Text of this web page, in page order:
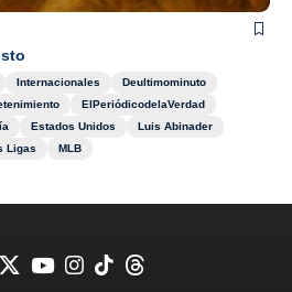
Internacionales
Deultimominuto
ElPeriódicodelaVerdad
Estados Unidos
Luis Abinader
Ligas MLB